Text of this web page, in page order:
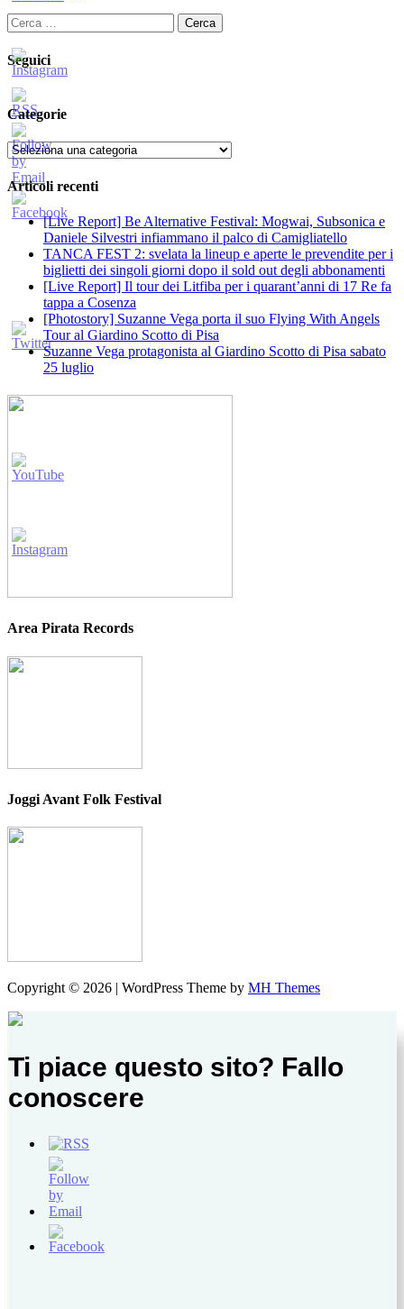
Ricerca
per:
Seguici
Categorie
Categorie
Articoli recenti
[Live Report] Be Alternative Festival: Mogwai, Subsonica e
Daniele Silvestri infiammano il palco di Camigliatello
TANCA FEST 2: svelata la lineup e aperte le prevendite per i
biglietti dei singoli giorni dopo il sold out degli abbonamenti
[Live Report] Il tour dei Litfiba per i quarant’anni di 17 Re fa
tappa a Cosenza
[Photostory] Suzanne Vega porta il suo Flying With Angels
Tour al Giardino Scotto di Pisa
Suzanne Vega protagonista al Giardino Scotto di Pisa sabato
25 luglio
Area Pirata Records
Joggi Avant Folk Festival
Copyright © 2026 | WordPress Theme by MH Themes
Ti piace questo sito? Fallo
conoscere